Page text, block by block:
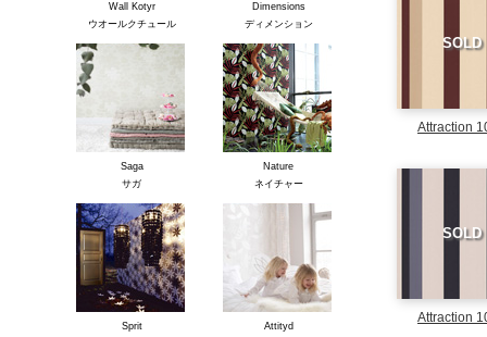
SOLD
Attraction
SOLD
Attraction
Wall Kotyr
ウオールクチュール
Dimensions
ディメンション
Saga
サガ
Nature
ネイチャー
Sprit
Attityd